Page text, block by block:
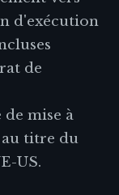
d'exécution
de
mise à
titre du
US.